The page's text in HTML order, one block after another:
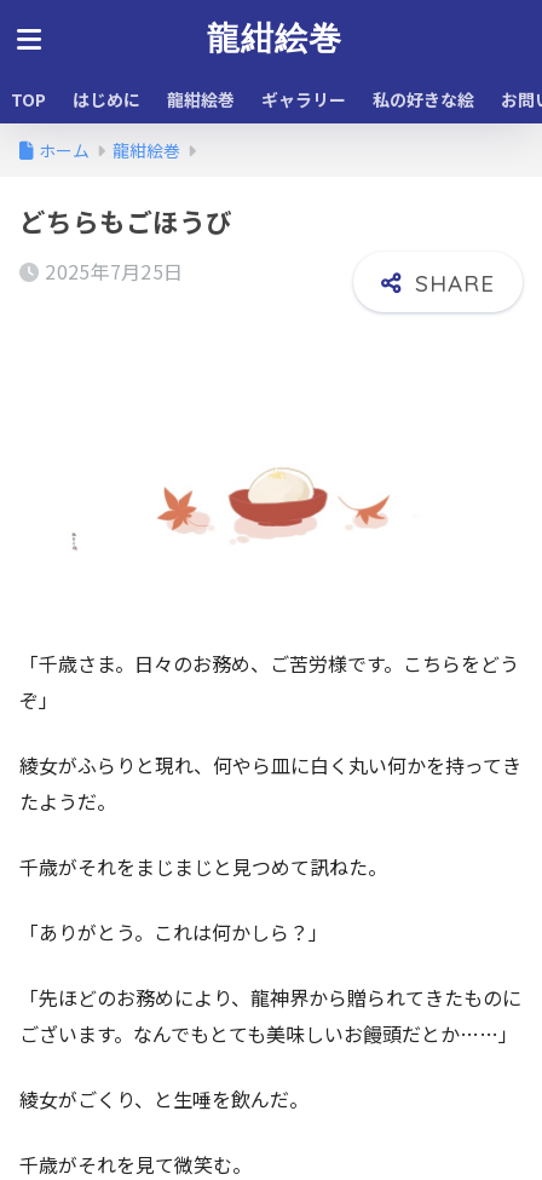
龍紺絵巻
TOP はじめに 龍紺絵巻 ギャラリー 私の好きな絵 お問
ホーム 龍紺絵巻
どちらもごほうび
2025年7月25日
「千歳さま。日々のお務め、ご苦労様です。こちらをどう
ぞ」
綾女がふらりと現れ、何やら皿に白く丸い何かを持ってき
たようだ。
千歳がそれをまじまじと見つめて訊ねた。
「ありがとう。これは何かしら？」
「先ほどのお務めにより、龍神界から贈られてきたものに
ございます。なんでもとても美味しいお饅頭だとか……」
綾女がごくり、と生唾を飲んだ。
千歳がそれを見て微笑む。